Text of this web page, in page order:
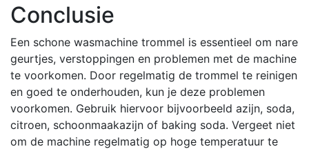
Conclusie
Een schone wasmachine trommel is essentieel om nare
geurtjes, verstoppingen en problemen met de machine
te voorkomen. Door regelmatig de trommel te reinigen
en goed te onderhouden, kun je deze problemen
voorkomen. Gebruik hiervoor bijvoorbeeld azijn, soda,
citroen, schoonmaakazijn of baking soda. Vergeet niet
om de machine regelmatig op hoge temperatuur te